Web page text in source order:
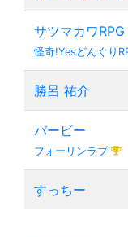
サツマカワRPG
怪奇!Yesどんぐり
勝呂 祐介
バービー
フォーリンラブ
すっちー